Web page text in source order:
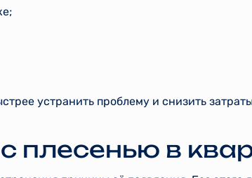
устранить проблему и снизить
плесенью в